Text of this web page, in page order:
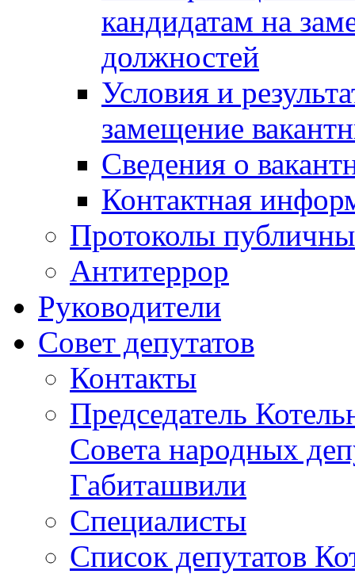
кандидатам на
должностей
Условия и
замещение
Сведения о
Контактная
Протоколы
Антитеррор
Руководители
Совет депутатов
Контакты
Председатель
Совета народных
Габиташвили
Специалисты
Список депутатов